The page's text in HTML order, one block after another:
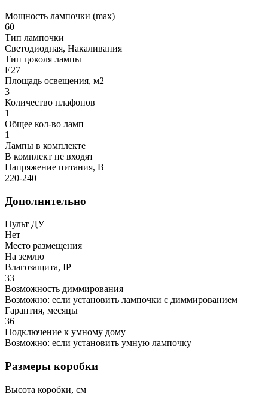
Мощность лампочки (max)
60
Тип лампочки
Светодиодная, Накаливания
Тип цоколя лампы
E27
Площадь освещения, м2
3
Количество плафонов
1
Общее кол-во ламп
1
Лампы в комплекте
В комплект не входят
Напряжение питания, В
220-240
Дополнительно
Пульт ДУ
Нет
Место размещения
На землю
Влагозащита, IP
33
Возможность диммирования
Возможно: если установить лампочки с диммированием
Гарантия, месяцы
36
Подключение к умному дому
Возможно: если установить умную лампочку
Размеры коробки
Высота коробки, см